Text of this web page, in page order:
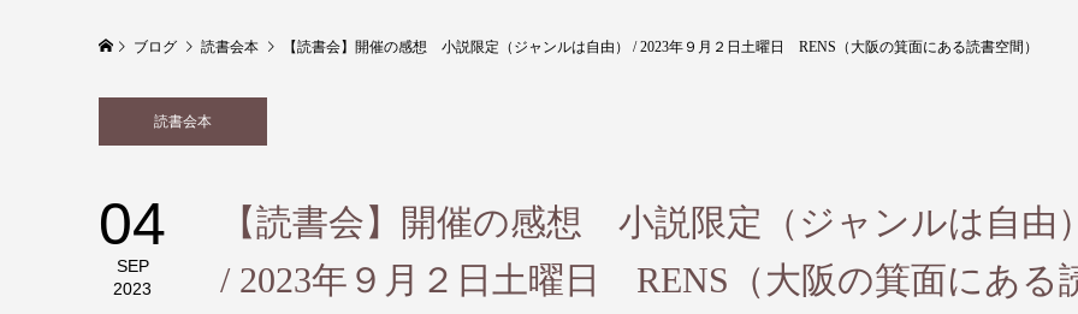
ブログ 読書会本 【読書会】開催の感想 小説限定（ジャンルは自由） / 2023年９月２日土曜日 RENS（大阪の箕面にある読書空間）
読書会本
04
SEP
2023
【読書会】開催の感想 小説限定（ジャンルは自由
/ 2023年９月２日土曜日 RENS（大阪の箕面にある